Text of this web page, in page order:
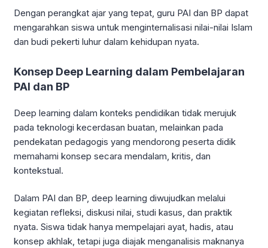
Dengan perangkat ajar yang tepat, guru PAI dan BP dapat
mengarahkan siswa untuk menginternalisasi nilai-nilai Islam
dan budi pekerti luhur dalam kehidupan nyata.
Konsep Deep Learning dalam Pembelajaran
PAI dan BP
Deep learning dalam konteks pendidikan tidak merujuk
pada teknologi kecerdasan buatan, melainkan pada
pendekatan pedagogis yang mendorong peserta didik
memahami konsep secara mendalam, kritis, dan
kontekstual.
Dalam PAI dan BP, deep learning diwujudkan melalui
kegiatan refleksi, diskusi nilai, studi kasus, dan praktik
nyata. Siswa tidak hanya mempelajari ayat, hadis, atau
konsep akhlak, tetapi juga diajak menganalisis maknanya